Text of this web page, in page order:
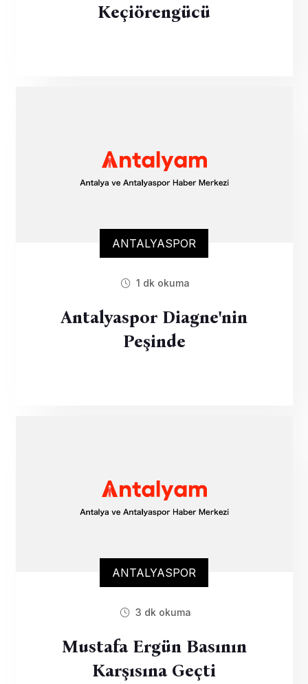
Keçiörengücü
ANTALYASPOR
1 dk okuma
Antalyaspor Diagne'nin
Peşinde
ANTALYASPOR
3 dk okuma
Mustafa Ergün Basının
Karşısına Geçti